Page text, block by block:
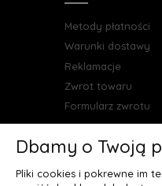
Metody płatności
Warunki dostawy
Reklamacje
Zwrot towaru
Formularz zwrotu
Dbamy o Twoją
Pliki cookies i pokrewne im